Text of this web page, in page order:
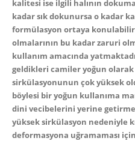
kalitesi ise ilgili halının dokuma
kadar sık dokunursa o kadar
formülasyon ortaya
olmalarının bu kadar zaruri
kullanım amacında
geldikleri camiler yoğun
sirkülasyonunun çok yüksek
böylesi bir yoğun kullanıma
dini vecibelerini yerine
yüksek sirkülasyon nedeniyle
deformasyona uğramaması